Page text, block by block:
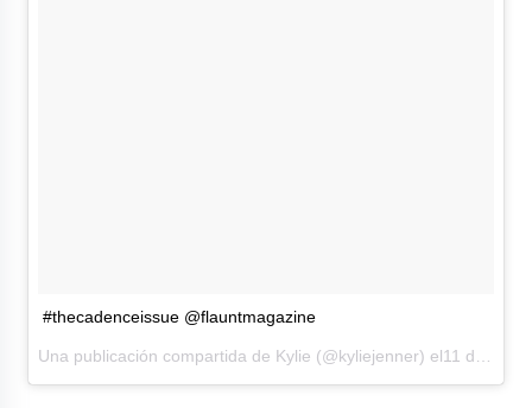
#thecadenceissue @flauntmagazine
Una publicación compartida de Kylie (@kyliejenner) el11 de May de 2017 a la(s) 10:15 PDT